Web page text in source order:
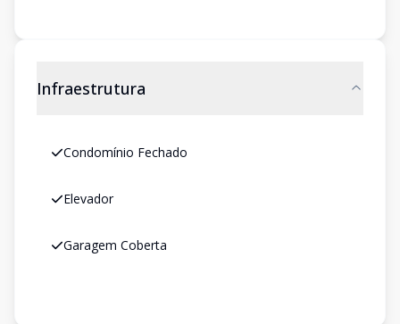
Infraestrutura
Condomínio Fechado
Elevador
Garagem Coberta